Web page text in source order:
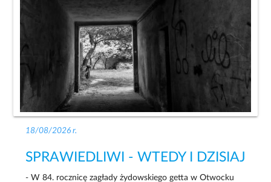
18/08/2026 r.
SPRAWIEDLIWI - WTEDY I DZISIAJ
- W 84. rocznicę zagłady żydowskiego getta w Otwocku